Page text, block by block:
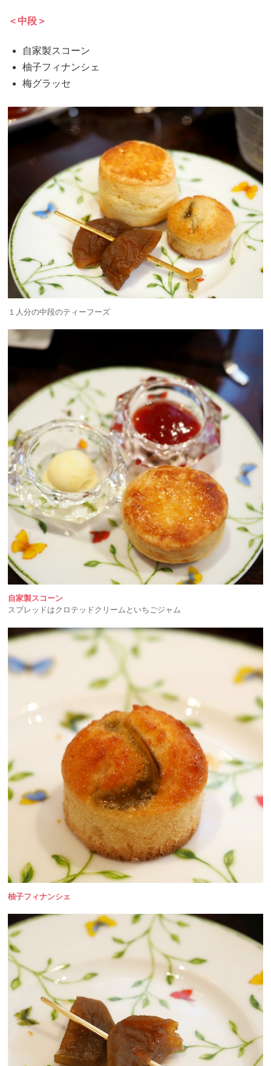
＜中段＞
自家製スコーン
柚子フィナンシェ
梅グラッセ
１人分の中段のティーフーズ
自家製スコーン
スプレッドはクロテッドクリームといちごジャム
柚子フィナンシェ